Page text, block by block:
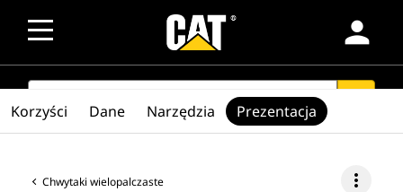
person
SEARCH
Chwytaki wielopalczaste more_vert
Korzyści Dane Narzędzia Prezentacja